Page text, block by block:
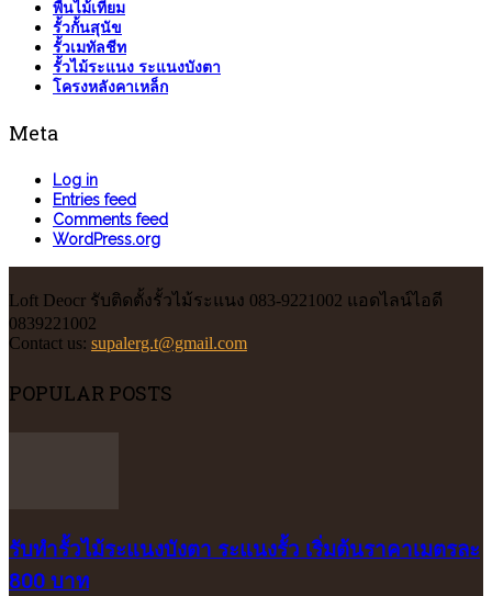
พื้นไม้เทียม
รั้วกั้นสุนัข
รั้วเมทัลชีท
รั้วไม้ระแนง ระแนงบังตา
โครงหลังคาเหล็ก
Meta
Log in
Entries feed
Comments feed
WordPress.org
Loft Deocr รับติดตั้งรั้วไม้ระแนง 083-9221002 แอดไลน์ไอดี
0839221002
Contact us: supalerg.t@gmail.com
POPULAR POSTS
รับทำรั้วไม้ระแนงบังตา ระแนงรั้ว เริ่มต้นราคาเมตรละ
800 บาท